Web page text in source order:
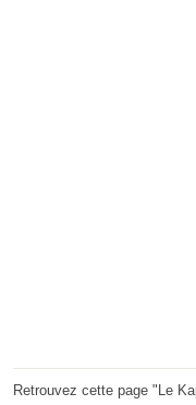
Retrouvez cette page "Le